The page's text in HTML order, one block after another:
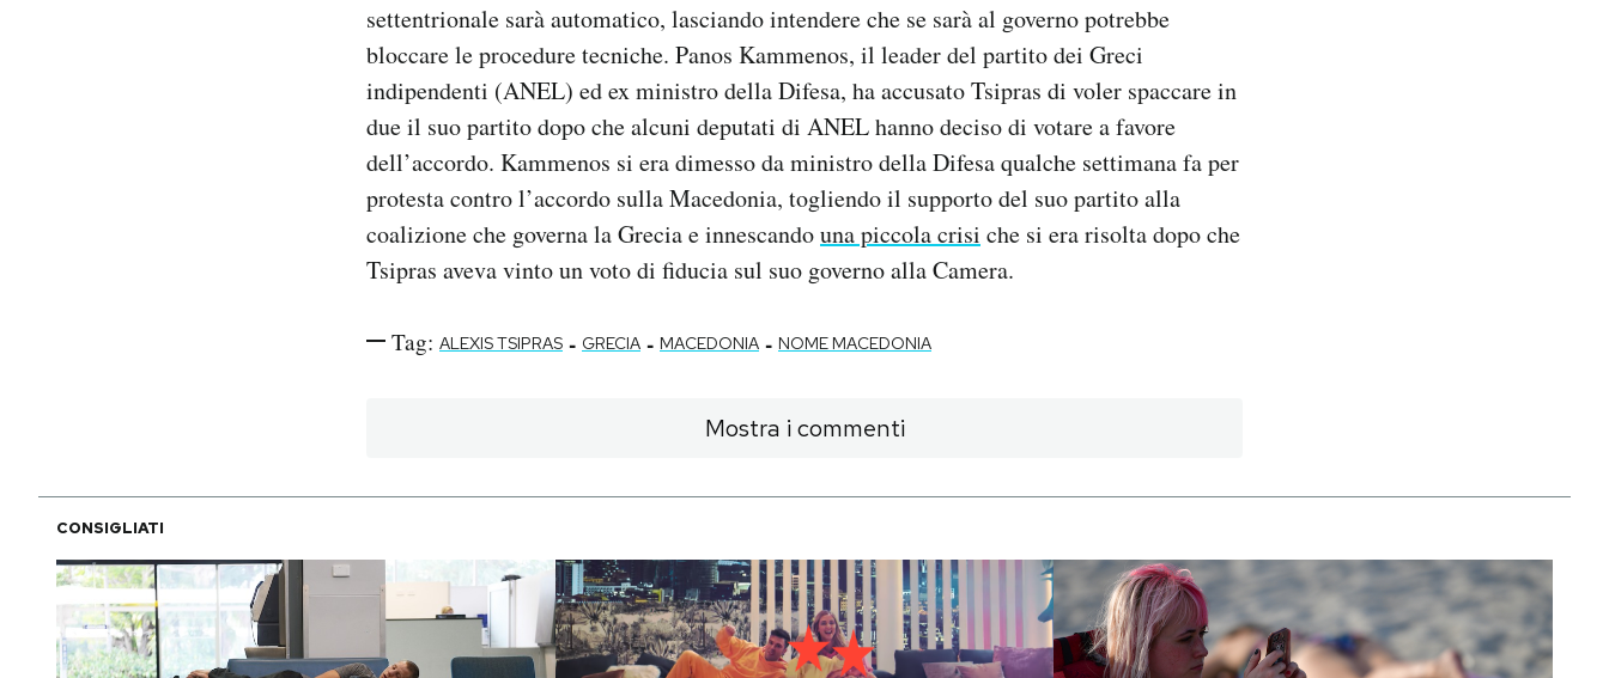
settentrionale sarà automatico, lasciando intendere che se sarà al governo potrebbe
bloccare le procedure tecniche. Panos Kammenos, il leader del partito dei Greci
indipendenti (ANEL) ed ex ministro della Difesa, ha accusato Tsipras di voler spaccare in
due il suo partito dopo che alcuni deputati di ANEL hanno deciso di votare a favore
dell’accordo. Kammenos si era dimesso da ministro della Difesa qualche settimana fa per
protesta contro l’accordo sulla Macedonia, togliendo il supporto del suo partito alla
coalizione che governa la Grecia e innescandouna piccola crisi che si era risolta dopo che
Tsipras aveva vinto un voto di fiducia sul suo governo alla Camera.
Tag: ALEXIS TSIPRAS - GRECIA - MACEDONIA - NOME MACEDONIA
Mostra i commenti
CONSIGLIATI